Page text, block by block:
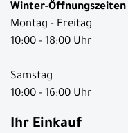
Winter-Öffnungszeiten
Montag - Freitag
10:00 - 18:00 Uhr
Samstag
10:00 - 16:00 Uhr
Ihr Einkauf